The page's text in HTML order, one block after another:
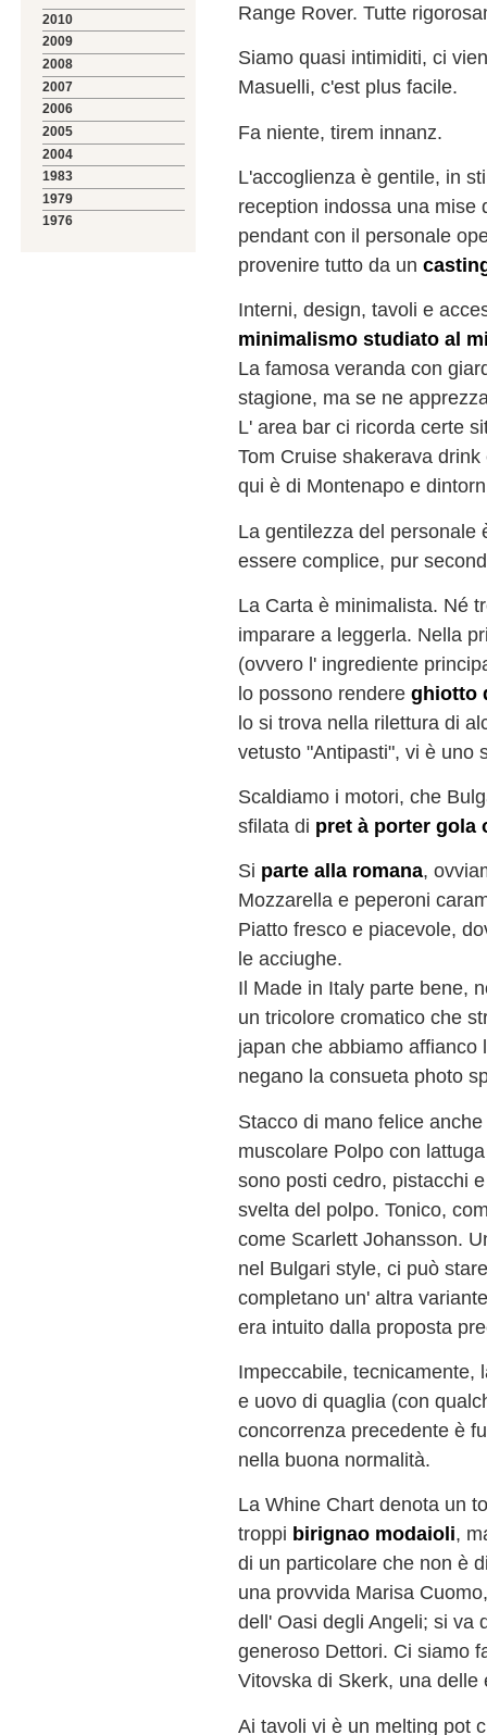
2010
2009
2008
2007
2006
2005
2004
1983
1979
1976
Range Rover. Tutte
Siamo quasi intimiditi, ci
Masuelli, c'est plus facile.
Fa niente, tirem innanz.
L'accoglienza è gentile, in
reception indossa una mise
pendant con il personale
provenire tutto da un
Interni, design, tavoli e
minimalismo studiato al
La famosa veranda con
stagione, ma se ne
L' area bar ci ricorda certe
Tom Cruise shakerava
qui è di Montenapo e
La gentilezza del personale
essere complice, pur
La Carta è minimalista. Né
imparare a leggerla. Nella
(ovvero l' ingrediente
lo possono rendereghiotto
lo si trova nella rilettura di
vetusto "Antipasti", vi è uno
Scaldiamo i motori, che
sfilata di pret à porter gola
Si parte alla romana,
Mozzarella e peperoni
Piatto fresco e piacevole,
le acciughe.
Il Made in Italy parte bene,
un tricolore cromatico che
japan che abbiamo
negano la consueta photo
Stacco di mano felice
muscolare Polpo con
sono posti cedro, pistacchi
svelta del polpo. Tonico,
come Scarlett Johansson.
nel Bulgari style, ci può
completano un' altra
era intuito dalla proposta
Impeccabile, tecnicamente,
e uovo di quaglia (con
concorrenza precedente è
nella buona normalità.
La Whine Chart denota un
troppi birignao modaioli,
di un particolare che non è
una provvida Marisa
dell' Oasi degli Angeli; si va
generoso Dettori. Ci siamo
Vitovska di Skerk, una
Ai tavoli vi è un melting pot